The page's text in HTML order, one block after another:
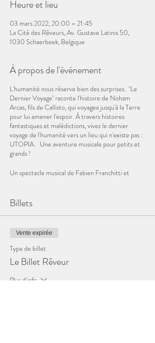
Heure et lieu
03 mars 2022, 20:00 – 21:45
La Cité des Rêveurs, Av. Gustave Latinis 50,
1030 Schaerbeek, Belgique
À propos de l'événement
L'humanité nous réserve bien des surprises. ​ ‘Le
Dernier Voyage’ raconte l'histoire de Noham
Arcas, fils de Callisto, qui voyagea jusqu'à la Terre
pour lui amener l'espoir. À travers histoires
fantastiques et malédictions, vivez le dernier
voyage de l'humanité vers un lieu qui n'existe pas :
UTOPIA. ​ Une aventure musicale pour petits et
grands !
Un spectacle musical de Fabien Franchitti et
Assistanat à la création et scénographie : Jérôme
Coaching Vocal : Boris Kondov ​ Avec également
des arrangements d'Antoine Duwaerts
Caméos : Manon Novella, Jérôme Dubois, Nicolas
Poels, Audrey Lourens, Nicolas Leduc, Nathalie
De Muijlder, ... ​
Billets
Vente expirée
Type de billet
Le Billet Rêveur
Plus d'info